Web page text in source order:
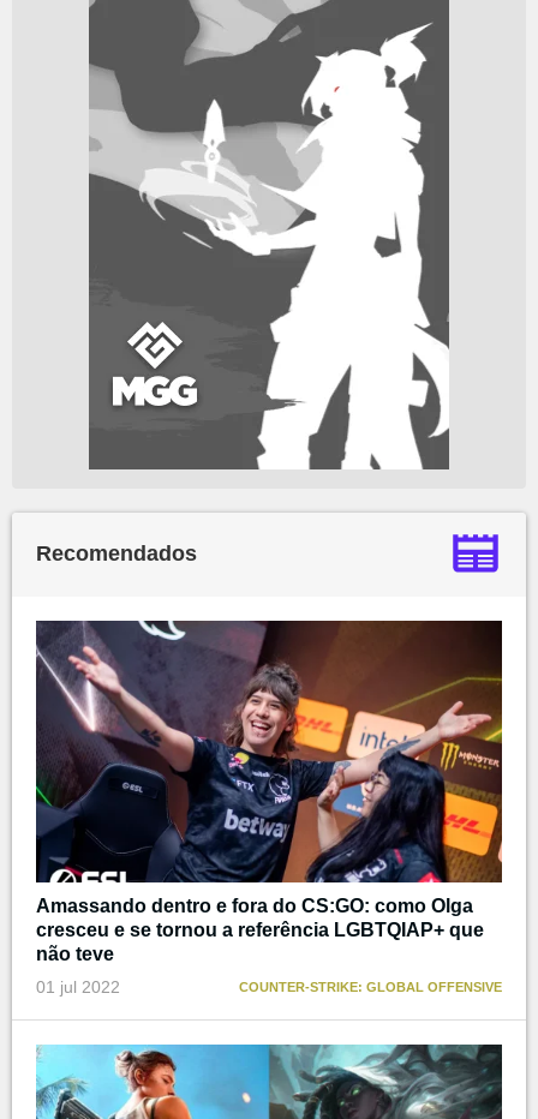
Recomendados
Amassando dentro e fora do CS:GO: como Olga
cresceu e se tornou a referência LGBTQIAP+ que
não teve
01 jul 2022 COUNTER-STRIKE: GLOBAL OFFENSIVE